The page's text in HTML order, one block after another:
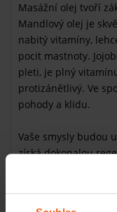
Masážní olej tvoří
Mandlový olej je
nabitý vitamíny,
pocit mastnoty.
pleti, je plný
protizánětlivý. Ve
pohody a klidu.
Vaše smysly budou
získá dokonalou